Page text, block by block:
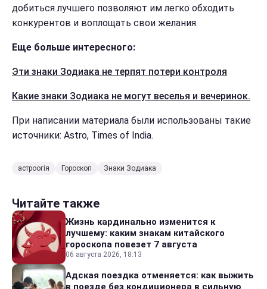
добиться лучшего позволяют им легко обходить
конкурентов и воплощать свои желания.
Еще больше интересного:
Эти знаки Зодиака не терпят потери контроля
Какие знаки Зодиака не могут веселья и вечеринок.
При написании материала были использованы такие
источники: Astro, Times of India.
астроогія Гороскоп Знаки Зодиака
Читайте также
Жизнь кардинально изменится к
лучшему: каким знакам китайского
гороскопа повезет 7 августа
06 августа 2026, 18:13
Адская поездка отменяется: как выжить
в поезде без кондиционера в сильную